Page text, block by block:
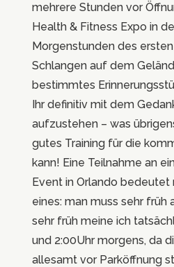
mehrere Stunden vor
Health & Fitness Expo in
Morgenstunden des
Schlangen auf dem
bestimmtes
Ihr definitiv mit dem
aufzustehen – was
gutes Training für die
kann! Eine Teilnahme an
Event in Orlando bedeutet
eines: man muss sehr
sehr früh meine ich
und 2:00Uhr morgens, da
allesamt vor Parköffnung